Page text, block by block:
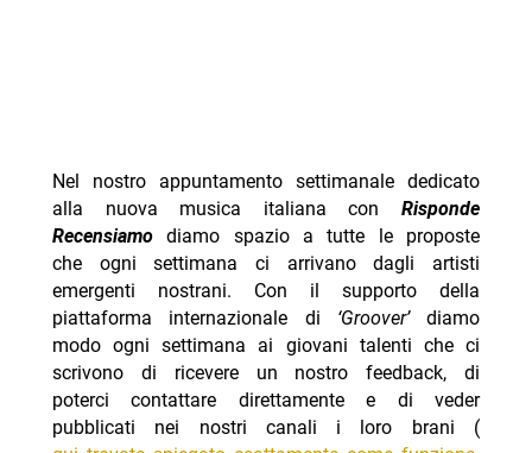
Nel nostro appuntamento settimanale dedicato
alla nuova musica italiana conRisponde
Recensiamodiamo spazio a tutte le proposte
che ogni settimana ci arrivano dagli artisti
emergenti nostrani. Con il supporto della
piattaforma internazionale di ‘Groover’diamo
modo ogni settimana ai giovani talenti che ci
scrivono di ricevere un nostro feedback, di
poterci contattare direttamente e di veder
pubblicati nei nostri canali i loro brani (